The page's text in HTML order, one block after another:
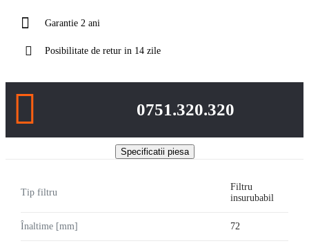
Garantie 2 ani
Posibilitate de retur in 14 zile
0751.320.320
Specificatii piesa
Tip filtru
Filtru
insurubabil
Înaltime [mm] 72